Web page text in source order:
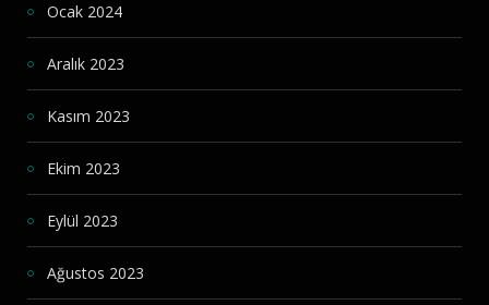
Ocak 2024
Aralık 2023
Kasım 2023
Ekim 2023
Eylül 2023
Ağustos 2023